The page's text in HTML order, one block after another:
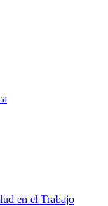
en el Trabajo